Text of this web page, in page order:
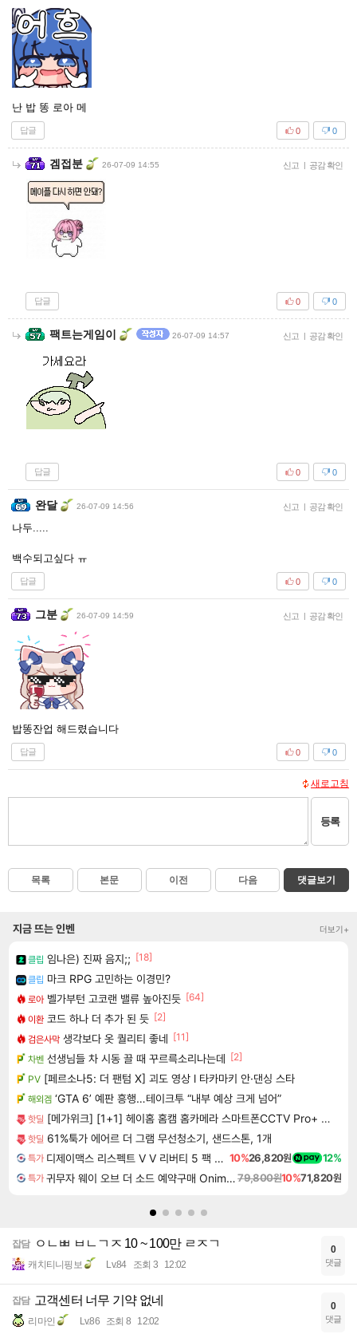
난 밥 똥 로아 메
답글 0
0
겜접분 26-07-09 14:55 신고 | 공감 확인
답글 0
0
팩트는게임이 26-07-09 14:57 신고 | 공감 확인
답글 0
0
완달 26-07-09 14:56 신고 | 공감 확인
나두.....
백수되고싶다 ㅠ
답글 0
0
그분 26-07-09 14:59 신고 | 공감 확인
밥똥잔업 해드렸습니다
답글 0
0
새로고침
등록
목록 본문 이전 다음 댓글보기
지금 뜨는 인벤 더보기+
클립 임나은) 진짜 음지;; [18]
클립 마크 RPG 고민하는 이경민?
로아 벨가부턴 고코랜 밸류 높아진듯 [64]
이환 코드 하나 더 추가 된 듯 [2]
검은사막 생각보다 옷 퀄리티 좋네 [11]
차벤 선생님들 차 시동 끌 때 꾸르륵소리나는데 [2]
PV [페르소나5: 더 팬텀 X] 괴도 영상 l 타카마키 안·댄싱 스타
해외겜 ‘GTA 6’ 예판 흥행…테이크투 “내부 예상 크게 넘어”
핫딜 [메가위크] [1+1] 헤이홈 홈캠 홈카메라 스마트폰CCTV Pro+ 5MP
핫딜 61%툭가 에어르 더 그램 무선청소기, 샌드스톤, 1개
특가 디제이맥스 리스펙트 V V 리버티 5 팩 DJMAX RESPECT V V Liberty 5 Pack DLC 10%26,820원 12%
특가 귀무자 웨이 오브 더 소드 예약구매 Onimusha Way of the Sword79,800원10%71,820원
잡담 ㅇㄴㅃ ㅂㄴㄱㅈ 10 ~ 100만 ㄹㅈㄱ
캐치티니핑보 Lv.84 조회 3 12:02
0
댓글
잡담 고객센터 너무 기약 없네
리마인 Lv.86 조회 8 12:02
0
댓글